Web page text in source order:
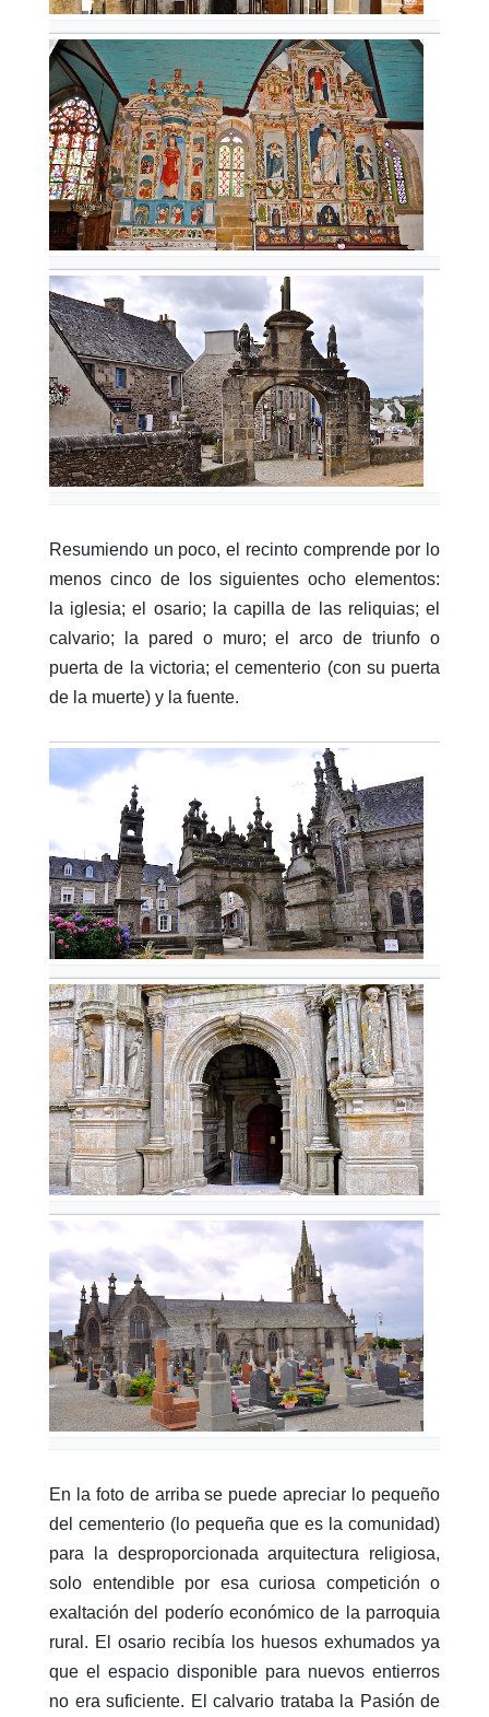
Resumiendo un poco, el recinto comprende por lo
menos cinco de los siguientes ocho elementos:
la iglesia; el osario; la capilla de las reliquias; el
calvario; la pared o muro; el arco de triunfo o
puerta de la victoria; el cementerio (con su puerta
de la muerte) y la fuente.
En la foto de arriba se puede apreciar lo pequeño
del cementerio (lo pequeña que es la comunidad)
para la desproporcionada arquitectura religiosa,
solo entendible por esa curiosa competición o
exaltación del poderío económico de la parroquia
rural. El osario recibía los huesos exhumados ya
que el espacio disponible para nuevos entierros
no era suficiente. El calvario trataba la Pasión de